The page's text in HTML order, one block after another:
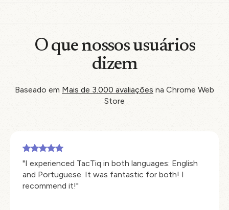
O que nossos usuários
dizem
Baseado em Mais de 3.000 avaliações na Chrome Web
Store
"I experienced TacTiq in both languages: English
and Portuguese. It was fantastic for both! I
recommend it!"